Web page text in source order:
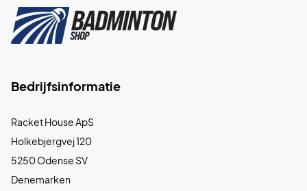
Bedrijfsinformatie
Racket House ApS
Holkebjergvej 120
5250 Odense SV
Denemarken